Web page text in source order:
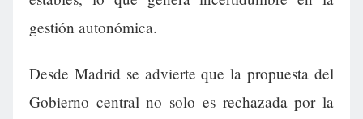
gestión autonómica.
Desde Madrid se advierte que la propuesta del
Gobierno central no solo es rechazada por la